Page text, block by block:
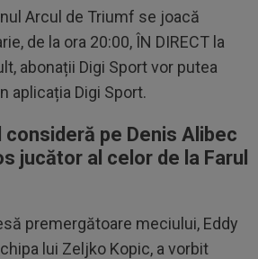
Arcul de Triumf se joacă
de la ora 20:00, ÎN DIRECT la
abonații Digi Sport vor putea
aplicația Digi Sport.
consideră pe Denis Alibec
jucător al celor de la Farul
premergătoare meciului, Eddy
lui Zeljko Kopic, a vorbit